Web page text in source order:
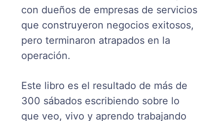
con dueños de empresas de servicios
que construyeron negocios exitosos,
pero terminaron atrapados en la
operación.
Este libro es el resultado de más de
300 sábados escribiendo sobre lo
que veo, vivo y aprendo trabajando